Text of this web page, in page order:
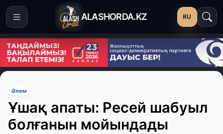
ALASHORDA.KZ RU
Әлем
Ұшақ апаты: Ресей шабуыл
болғанын мойындады